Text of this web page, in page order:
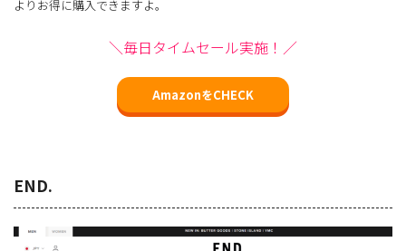
よりお得に購入できますよ。
＼毎日タイムセール実施！／
AmazonをCHECK
END.